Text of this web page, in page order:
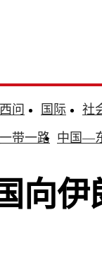
问 国际
社
一带一路 中国—
向